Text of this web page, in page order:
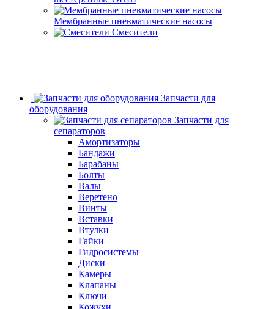
Мембранные пневматические насосы
Смесители
Запчасти для
оборудования
Запчасти для
сепараторов
Амортизаторы
Бандажи
Барабаны
Болты
Валы
Веретено
Винты
Вставки
Втулки
Гайки
Гидросистемы
Диски
Камеры
Клапаны
Ключи
Кожухи